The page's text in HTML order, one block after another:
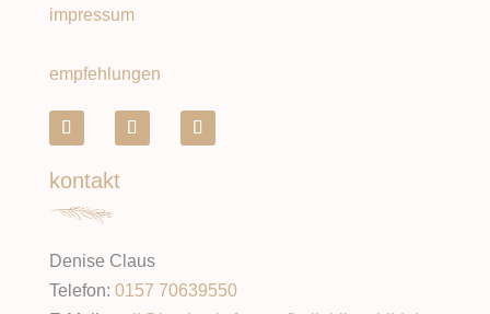
impressum
empfehlungen
kontakt
Denise Claus
Telefon: 0157 70639550